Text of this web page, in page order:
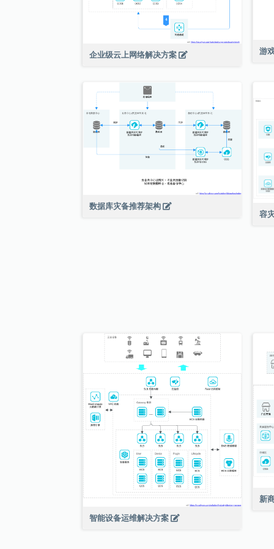
企业级云上网络解决方案 游
数据库灾备推荐架构
容
智能设备运维解决方案
新